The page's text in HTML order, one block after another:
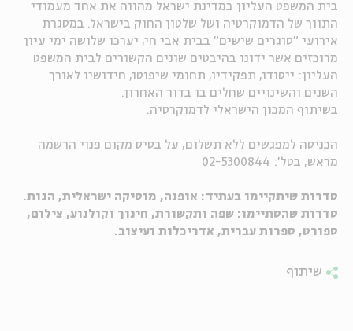
בית המשפט העליון במדינת ישראל מהווה את אחד מעמודי
התווך של הדמוקרטיה ושל שלטון החוק בישראל. במסגרת
אירועי "סוגרים שישים" בבית אבי חי, יערכו שלושה ימי עיון
מרוכזים אשר ידונו בהיבטים שונים הקשורים לבית המשפט
העליון: ייסודו, תפקידיו, תחומי שיפוטו, חידושיו לאורך
השנים והשינויים שחלים בו בדור האחרון.
בשיתוף המכון הישראלי לדמוקרטיה.
הכניסה למפגשים ללא תשלום, על בסיס מקום פנוי הרשמה
מראש, בטל': 02-5300844
סדרות שיתקיימו בעתיד: אופנה, מוסיקה ישראלית, הגות.
סדרות שהסתיימו: שפה ותקשורת, חינוך וקולנוע, צילום,
ספורט, ספרות עברית, אדריכלות ועיצוב.
שיתוף